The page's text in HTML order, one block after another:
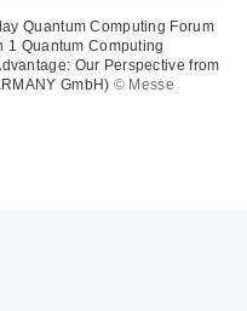
Quantum Computing Forum
1 Quantum Computing
Our Perspective from
GmbH) © Messe